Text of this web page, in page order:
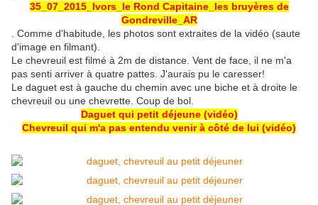
35_07_2015_Ivors_le Rond Capitaine_les bruyères de
Gondreville_AR
. Comme d'habitude, les photos sont extraites de la vidéo (saute
d'image en filmant).
Le chevreuil est filmé à 2m de distance. Vent de face, il ne m'a
pas senti arriver à quatre pattes. J'aurais pu le caresser!
Le daguet est à gauche du chemin avec une biche et à droite le
chevreuil ou une chevrette. Coup de bol.
Daguet qui petit déjeune (vidéo)
Chevreuil qui m'a pas entendu venir à côté de lui (vidéo)